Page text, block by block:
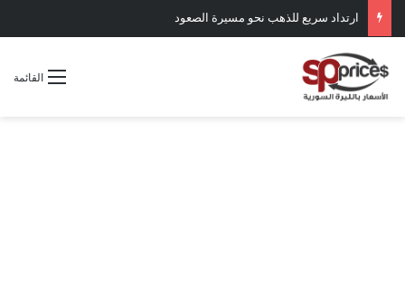
ارتداد سريع للذهب نحو مسيرة الصعود
القائمة